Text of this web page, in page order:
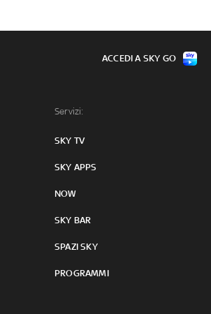
Servizi:
SKY TV
SKY APPS
NOW
SKY BAR
SPAZI SKY
PROGRAMMI
ACCEDI A SKY GO